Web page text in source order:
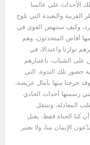
الأحداث على عالمنا
القريبة والبعيدة التي تلوح
الرد، وكيف ستنهض القوى في
أفاض المتحدثون، وهم
توازنا واعتدالا، في
على الشباب، باعتبارهم
حضور تلك الندوة، التي
خرجنا منها بآمال عريضة،
رسمتها أحداث الحادي
المعادلة، وتنتقل
كنا الجناة فقط، يقتل
الإيمان منا، ولا نعتبر